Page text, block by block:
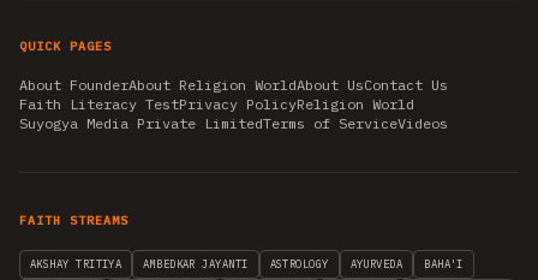
QUICK PAGES
About FounderAbout Religion WorldAbout UsContact Us
Faith Literacy TestPrivacy PolicyReligion World
Suyogya Media Private LimitedTerms of ServiceVideos
FAITH STREAMS
AKSHAY TRITIYA AMBEDKAR JAYANTI ASTROLOGY AYURVEDA BAHA'I